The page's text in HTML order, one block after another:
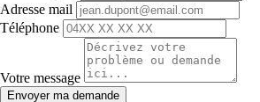
Adresse mail
Téléphone
Votre message
Envoyer ma demande